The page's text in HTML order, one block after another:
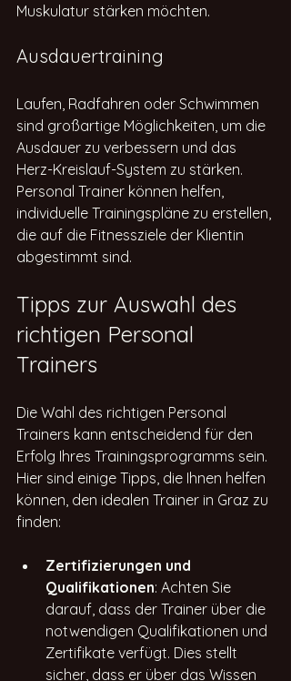
Muskulatur stärken möchten.
Ausdauertraining
Laufen, Radfahren oder Schwimmen
sind großartige Möglichkeiten, um die
Ausdauer zu verbessern und das
Herz-Kreislauf-System zu stärken.
Personal Trainer können helfen,
individuelle Trainingspläne zu erstellen,
die auf die Fitnessziele der Klientin
abgestimmt sind.
Tipps zur Auswahl des
richtigen Personal
Trainers
Die Wahl des richtigen Personal
Trainers kann entscheidend für den
Erfolg Ihres Trainingsprogramms sein.
Hier sind einige Tipps, die Ihnen helfen
können, den idealen Trainer in Graz zu
finden:
Zertifizierungen und
Qualifikationen: Achten Sie
darauf, dass der Trainer über die
notwendigen Qualifikationen und
Zertifikate verfügt. Dies stellt
sicher, dass er über das Wissen